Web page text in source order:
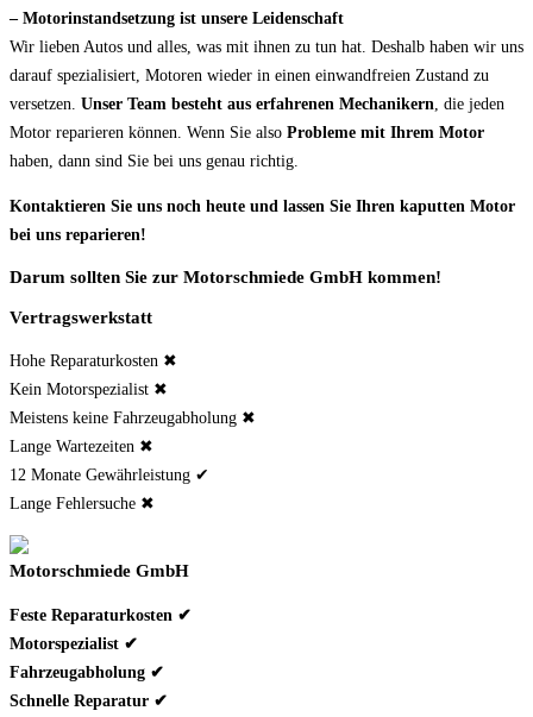
– Motorinstandsetzung ist unsere Leidenschaft
Wir lieben Autos und alles, was mit ihnen zu tun hat. Deshalb haben wir uns
darauf spezialisiert, Motoren wieder in einen einwandfreien Zustand zu
versetzen. Unser Team besteht aus erfahrenen Mechanikern , die jeden
Motor reparieren können. Wenn Sie also Probleme mit Ihrem Motor
haben, dann sind Sie bei uns genau richtig.
Kontaktieren Sie uns noch heute und lassen Sie Ihren kaputten Motor
bei uns reparieren!
Darum sollten Sie zur Motorschmiede GmbH kommen!
Vertragswerkstatt
Hohe Reparaturkosten ✖
Kein Motorspezialist ✖
Meistens keine Fahrzeugabholung ✖
Lange Wartezeiten ✖
12 Monate Gewährleistung ✔
Lange Fehlersuche ✖
Motorschmiede GmbH
Feste Reparaturkosten ✔
Motorspezialist ✔
Fahrzeugabholung ✔
Schnelle Reparatur ✔